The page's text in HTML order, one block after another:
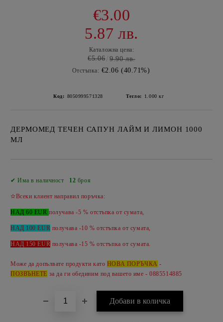
€3.00
5.87 лв.
Каталожна цена:
€5.06 9.90 лв.
Отстъпка: €2.06 (40.71%)
Код: 8050999571328 Тегло: 1.000 кг
ДЕРМОМЕД ТЕЧЕН САПУН ЛАЙМ И ЛИМОН 1000
МЛ
✔ Има в наличност 12 броя
✫Всеки клиент направил поръчка:
НАД 60 EURполучава -5 % отстъпка от сумата,
НАД 100 EUR получава -10 % отстъпка от сумата,
НАД 150 EUR получава -15 %отстъпка от сумата.
Може да допълвате продукти като НОВА ПОРЪЧКА -
ПОЗВЪНЕТЕ за да ги обединим под вашето име - 0885514885